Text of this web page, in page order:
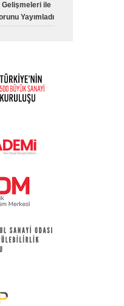
Gelişmeleri ile
Yayımladı